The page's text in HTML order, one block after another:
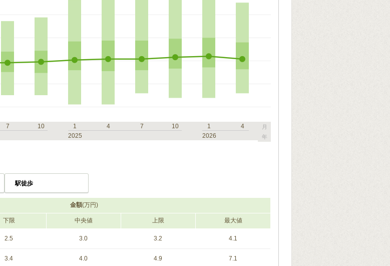
7
10
1 4 7
10
2025
1
4
2026
月
年
駅徒歩
金額(万円)
下限 中央値 上限 最大値
2.5 3.0 3.2 4.1
3.4 4.0 4.9 7.1